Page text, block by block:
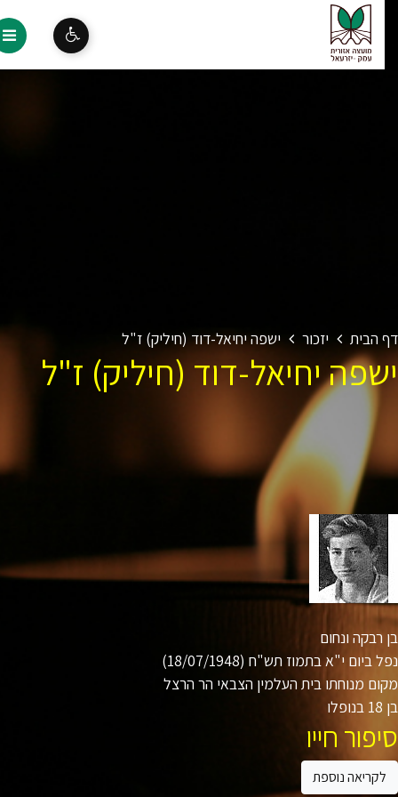
הבית יזכור ישפה יחיאל-דוד (חיליק) ז"ל
יחיאל-דוד (חיליק) ז"ל
ונחום
ביום י"א בתמוז תש"ח (18/07/1948)
מנוחתו בית העלמין הצבאי הר הרצל
חייו
נוספת